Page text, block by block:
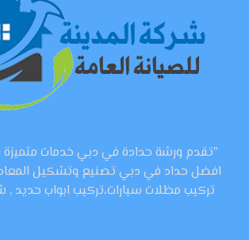
"تقدم ورشة حدادة في دبي خدمات متميزة
افضل حداد في دبي تصنيع وتشكيل
تركيب مظلات سيارات،تركيب ابواب حديد ,